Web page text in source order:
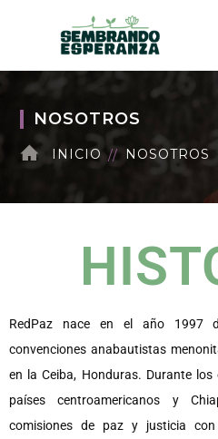
NOSOTROS
INICIO NOSOTROS
RedPaz nace en el año 1997
convenciones anabautistas
en la Ceiba, Honduras. Durante
países centroamericanos y
comisiones de paz y justicia